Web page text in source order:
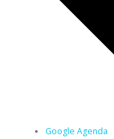
Google Agenda